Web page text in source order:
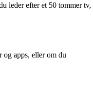
leder efter et 50 tommer tv,
og apps, eller om du